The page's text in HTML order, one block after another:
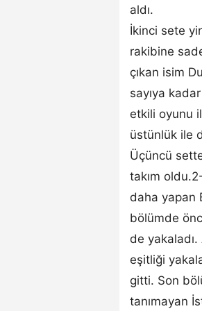
aldı.
İkinci sete
rakibine
çıkan isim
sayıya
etkili oyunu
üstünlük ile
Üçüncü
takım
daha yapan
bölümde
de
eşitliği
gitti. Son
tanımayan